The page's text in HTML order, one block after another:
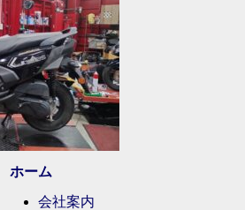
ホーム
会社案内